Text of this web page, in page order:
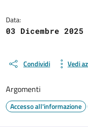
Data:
03 Dicembre 2025
Condividi Vedi
Argomenti
Accesso all'informazione